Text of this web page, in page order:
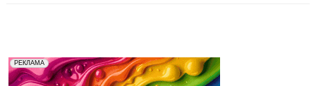
РЕКЛАМА
Реклама. Рекламодатель ООО "Передовые Системы
Печати" erid: 2SDnjd2d4Qz